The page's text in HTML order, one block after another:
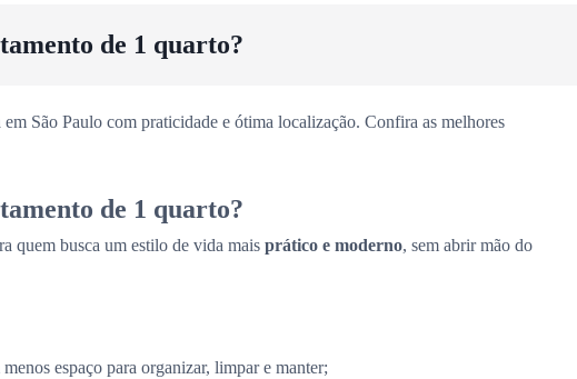
de 1 quarto?
São Paulo com praticidade e ótima localização. Confira as melhores
de 1 quarto?
quem busca um estilo de vida mais prático e moderno, sem abrir mão do
menos espaço para organizar, limpar e manter;